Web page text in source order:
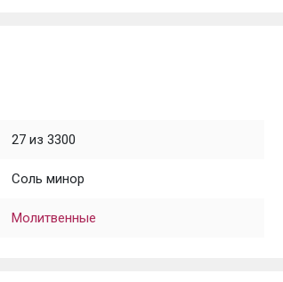
27 из 3300
Соль минор
Молитвенные